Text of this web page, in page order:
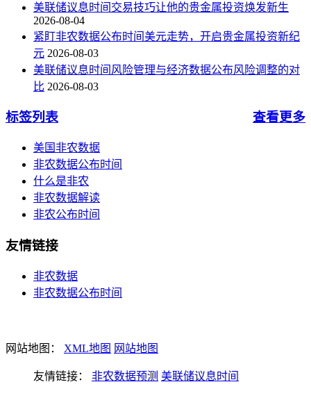
美联储议息时间交易技巧让他的贵金属投资焕发新生
2026-08-04
紧盯非农数据公布时间美元走势，开启贵金属投资新纪
元 2026-08-03
美联储议息时间风险管理与经济数据公布风险调整的对
比 2026-08-03
标签列表 查看更多
美国非农数据
非农数据公布时间
什么是非农
非农数据解读
非农公布时间
友情链接
非农数据
非农数据公布时间
网站地图： XML地图 网站地图
友情链接： 非农数据预测 美联储议息时间